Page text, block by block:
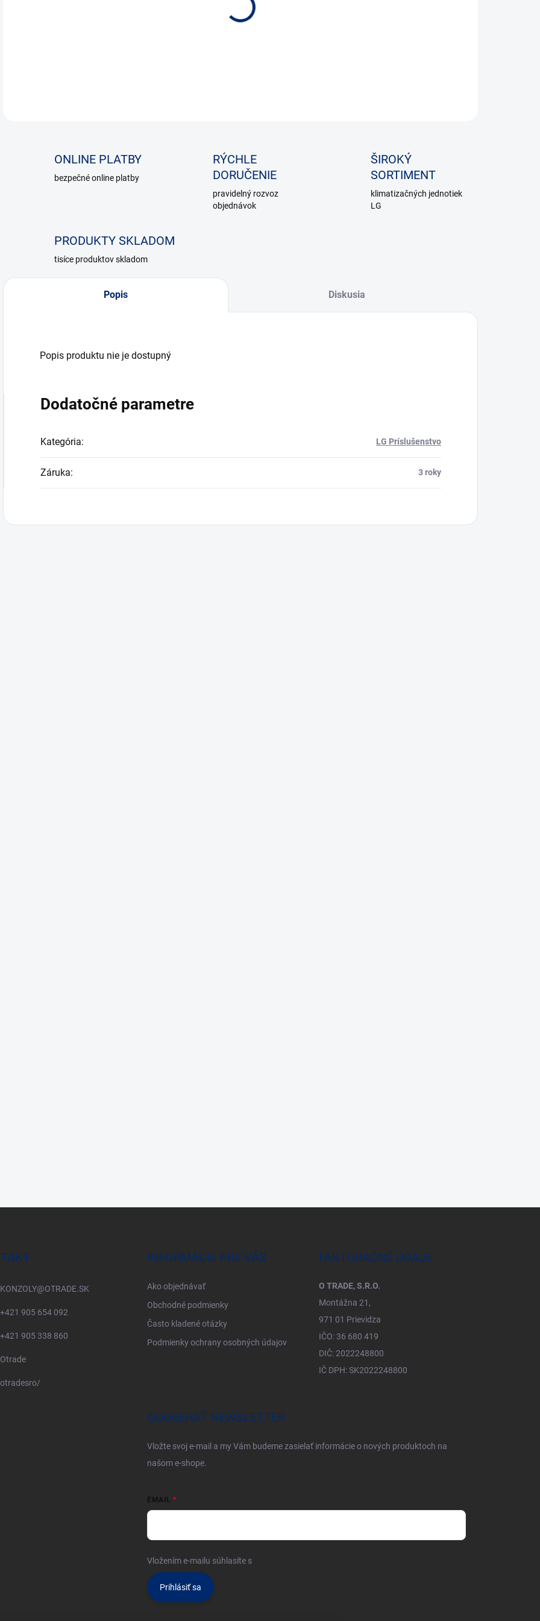
ONLINE PLATBY
bezpečné online platby
RÝCHLE
DORUČENIE
pravidelný rozvoz
objednávok
ŠIROKÝ
SORTIMENT
klimatizačných jednotiek
LG
PRODUKTY SKLADOM
tisíce produktov skladom
Popis Diskusia
Popis produktu nie je dostupný
Dodatočné parametre
Kategória: LG Príslušenstvo
Záruka: 3 roky
KONZOLY@OTRADE.SK
+421 905 654 092
+421 905 338 860
Otrade
otradesro/
INFORMÁCIE PRE VÁS
Ako objednávať
Obchodné podmienky
Často kladené otázky
Podmienky ochrany osobných údajov
FAKTURAČNÉ ÚDAJE
O TRADE, S.R.O.
Montážna 21,
971 01 Prievidza
IČO: 36 680 419
DIČ: 2022248800
IČ DPH: SK2022248800
ODOBERAŤ NEWSLETTER
Vložte svoj e-mail a my Vám budeme zasielať informácie o nových produktoch na
našom e-shope.
EMAIL
Vložením e-mailu súhlasíte s
Prihlásiť sa